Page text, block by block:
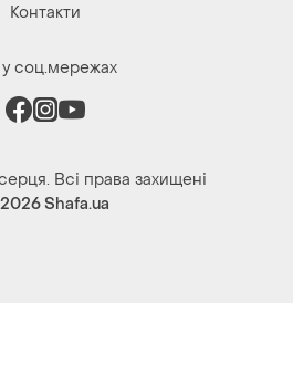
Контакти
соц.мережах
Всі права захищені
Shafa.ua